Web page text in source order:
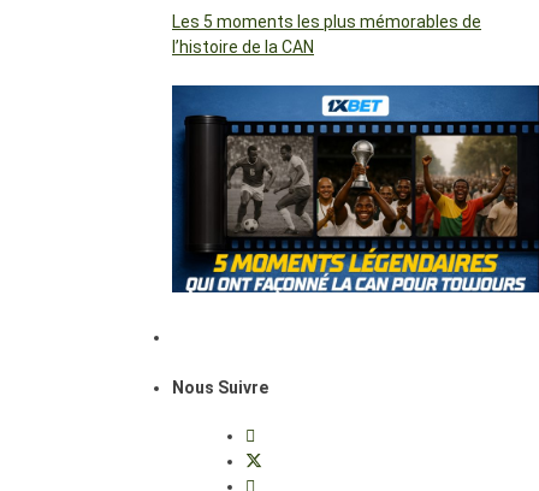
Les 5 moments les plus mémorables de
l’histoire de la CAN
Nous Suivre